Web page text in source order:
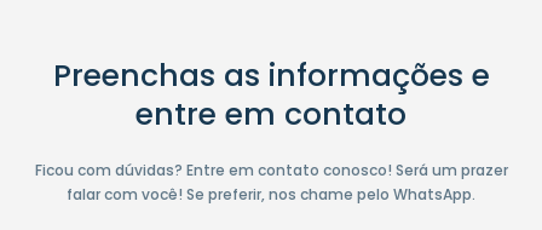
Preenchas as informações e
entre em contato
Ficou com dúvidas? Entre em contato conosco! Será um prazer
falar com você! Se preferir, nos chame pelo WhatsApp.